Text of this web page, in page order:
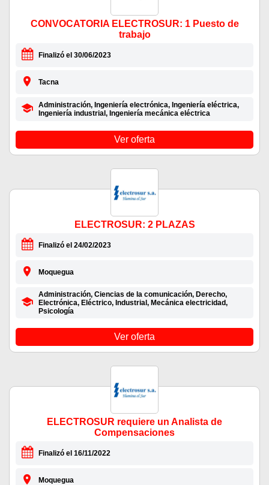
CONVOCATORIA ELECTROSUR: 1 Puesto de
trabajo
Finalizó el 30/06/2023
Tacna
Administración, Ingeniería electrónica, Ingeniería eléctrica,
Ingeniería industrial, Ingeniería mecánica eléctrica
Ver oferta
ELECTROSUR: 2 PLAZAS
Finalizó el 24/02/2023
Moquegua
Administración, Ciencias de la comunicación, Derecho,
Electrónica, Eléctrico, Industrial, Mecánica electricidad,
Psicología
Ver oferta
ELECTROSUR requiere un Analista de
Compensaciones
Finalizó el 16/11/2022
Moquegua